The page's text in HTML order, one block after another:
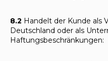
8.2 Handelt der Kunde als
Deutschland oder als
Haftungsbeschränkungen: